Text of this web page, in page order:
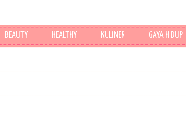
BEAUTY HEALTHY KULINER GAYA HIDUP